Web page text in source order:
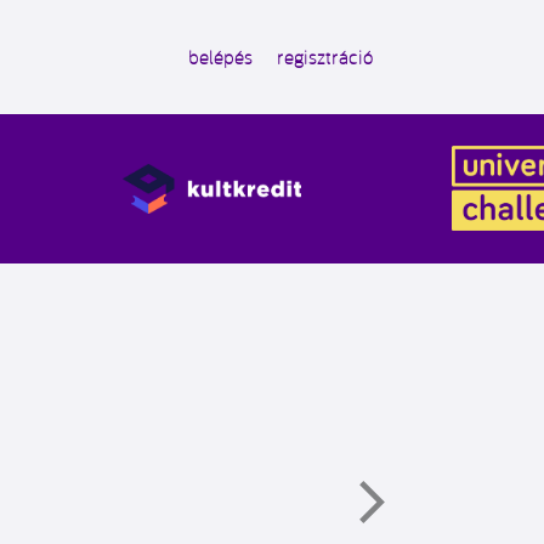
belépés regisztráció